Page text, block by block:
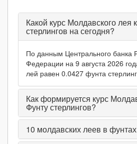
Какой курс Молдавского лея
стерлингов на сегодня?
По данным Центрального банка
Федерации на 9 августа 2026
лей равен 0.0427 фунта
Как формируется курс
Фунту стерлингов?
10 молдавских леев в